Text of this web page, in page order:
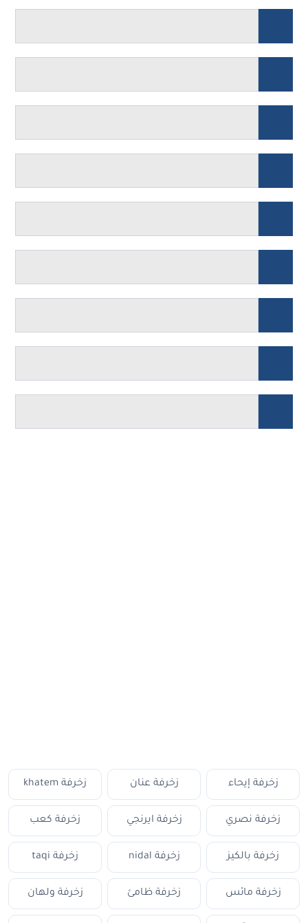
زخرفة إيحاء زخرفة عنان زخرفة khatem
زخرفة نصري زخرفة ايرنجي زخرفة كعب
زخرفة بالكيز زخرفة nidal زخرفة taqi
زخرفة مائس زخرفة ظامئ زخرفة ولهان